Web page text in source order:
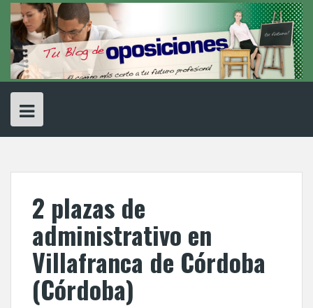
Skip
content
2 plazas de
administrativo en
Villafranca de Córdoba
(Córdoba)